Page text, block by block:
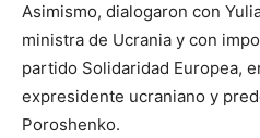
Asimismo, dialogaron con
ministra de Ucrania y con
partido Solidaridad Europea,
expresidente ucraniano y
Poroshenko.